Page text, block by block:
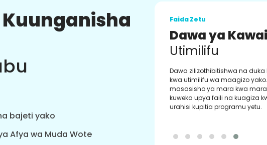
bajeti yako
Afya wa Muda Wote
Faida Zetu
Dawa ya
Utimilifu
Dawa zilizothibitishwa na
kwa utimilifu wa maagizo
masasisho ya mara kwa
kuweka upya faili na kuagiza
urahisi kupitia programu yetu.